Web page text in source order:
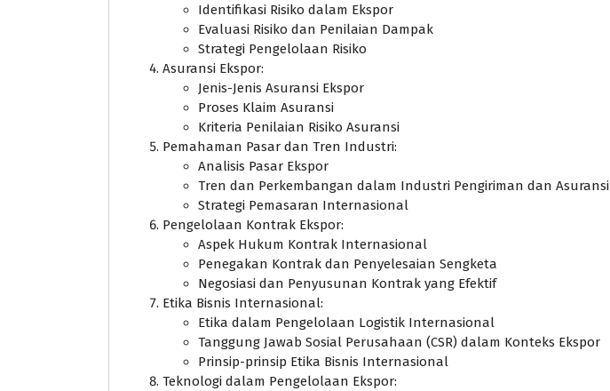
Identifikasi Risiko dalam Ekspor
Evaluasi Risiko dan Penilaian Dampak
Strategi Pengelolaan Risiko
Asuransi Ekspor:
Jenis-Jenis Asuransi Ekspor
Proses Klaim Asuransi
Kriteria Penilaian Risiko Asuransi
Pemahaman Pasar dan Tren Industri:
Analisis Pasar Ekspor
Tren dan Perkembangan dalam Industri Pengiriman dan Asuransi
Strategi Pemasaran Internasional
Pengelolaan Kontrak Ekspor:
Aspek Hukum Kontrak Internasional
Penegakan Kontrak dan Penyelesaian Sengketa
Negosiasi dan Penyusunan Kontrak yang Efektif
Etika Bisnis Internasional:
Etika dalam Pengelolaan Logistik Internasional
Tanggung Jawab Sosial Perusahaan (CSR) dalam Konteks Ekspor
Prinsip-prinsip Etika Bisnis Internasional
Teknologi dalam Pengelolaan Ekspor: